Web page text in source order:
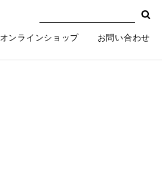
オンラインショップ お問い合わせ